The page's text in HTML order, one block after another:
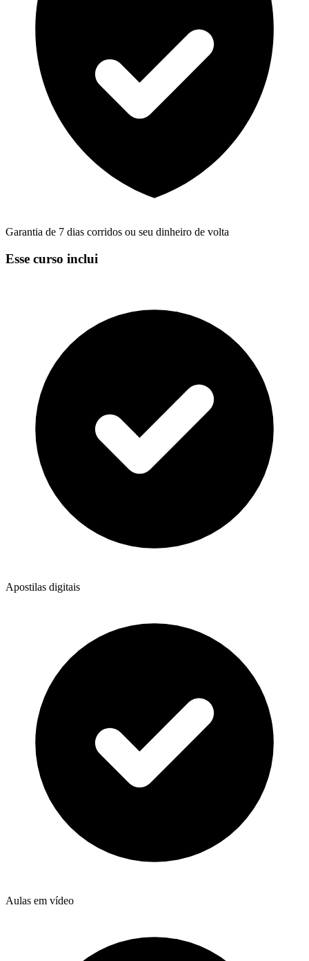
Garantia de 7 dias corridos ou seu dinheiro de volta
Esse curso inclui
Apostilas digitais
Aulas em vídeo